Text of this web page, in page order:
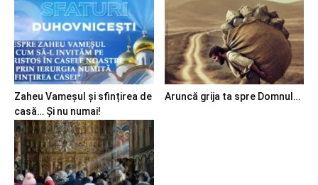
Zaheu Vameșul și sfințirea de
casă… Și nu numai!
Aruncă grija ta spre Domnul…